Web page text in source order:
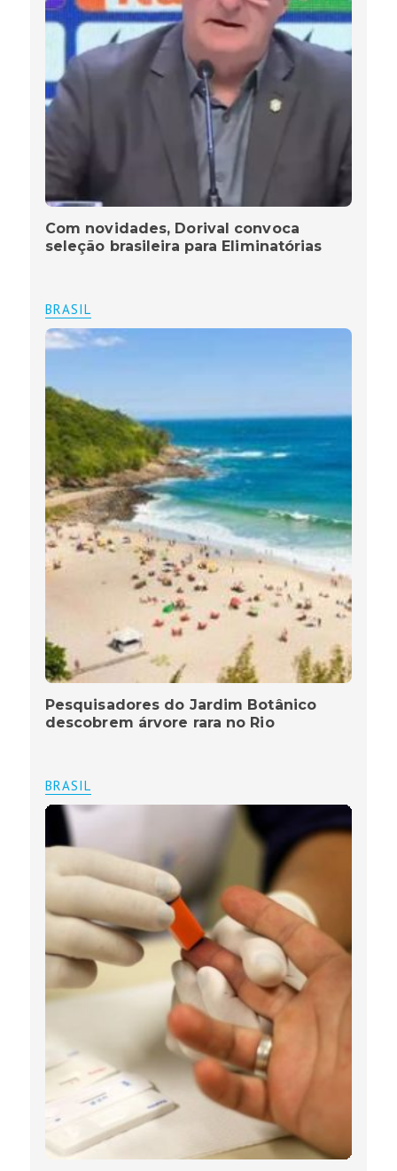
Com novidades, Dorival convoca
seleção brasileira para Eliminatórias
BRASIL
Pesquisadores do Jardim Botânico
descobrem árvore rara no Rio
BRASIL